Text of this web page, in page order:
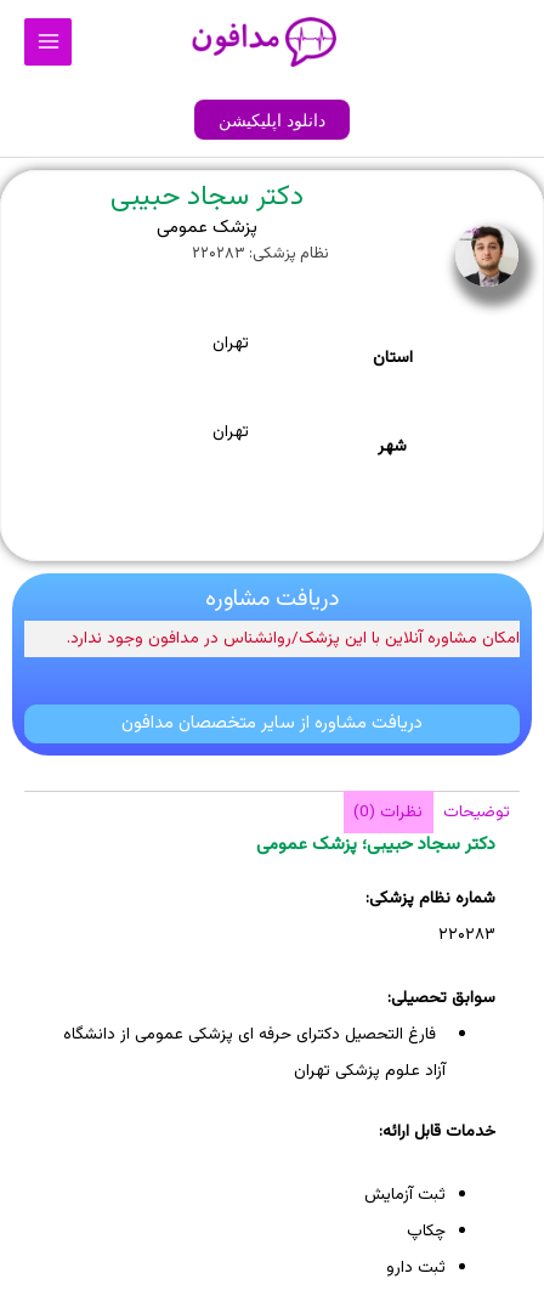
Main
دانلود اپلیکیشن
دکتر سجاد حبیبی
پزشک عمومی
نظام پزشکی: ۲۲۰۲۸۳
استان
تهران
شهر
تهران
دریافت مشاوره
امکان مشاوره آنلاین با این پزشک/روانشناس در مدافون وجود ندارد.
دریافت مشاوره از سایر متخصصان مدافون
توضیحات نظرات (0)
دکتر سجاد حبیبی؛ پزشک عمومی
شماره نظام پزشکی:
۲۲۰۲۸۳
سوابق تحصیلی:
فارغ التحصیل دکترای حرفه ای پزشکی عمومی از دانشگاه
آزاد علوم پزشکی تهران
خدمات قابل ارائه:
ثبت آزمایش
چکاپ
ثبت دارو